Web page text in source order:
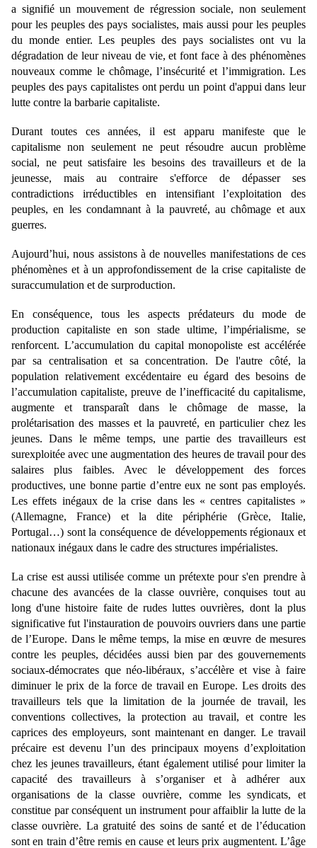
a signifié un mouvement de régression sociale, non seulement
pour les peuples des pays socialistes, mais aussi pour les peuples
du monde entier. Les peuples des pays socialistes ont vu la
dégradation de leur niveau de vie, et font face à des phénomènes
nouveaux comme le chômage, l’insécurité et l’immigration. Les
peuples des pays capitalistes ont perdu un point d'appui dans leur
lutte contre la barbarie capitaliste.
Durant toutes ces années, il est apparu manifeste que le
capitalisme non seulement ne peut résoudre aucun problème
social, ne peut satisfaire les besoins des travailleurs et de la
jeunesse, mais au contraire s'efforce de dépasser ses
contradictions irréductibles en intensifiant l’exploitation des
peuples, en les condamnant à la pauvreté, au chômage et aux
guerres.
Aujourd’hui, nous assistons à de nouvelles manifestations de ces
phénomènes et à un approfondissement de la crise capitaliste de
suraccumulation et de surproduction.
En conséquence, tous les aspects prédateurs du mode de
production capitaliste en son stade ultime, l’impérialisme, se
renforcent. L’accumulation du capital monopoliste est accélérée
par sa centralisation et sa concentration. De l'autre côté, la
population relativement excédentaire eu égard des besoins de
l’accumulation capitaliste, preuve de l’inefficacité du capitalisme,
augmente et transparaît dans le chômage de masse, la
prolétarisation des masses et la pauvreté, en particulier chez les
jeunes. Dans le même temps, une partie des travailleurs est
surexploitée avec une augmentation des heures de travail pour des
salaires plus faibles. Avec le développement des forces
productives, une bonne partie d’entre eux ne sont pas employés.
Les effets inégaux de la crise dans les « centres capitalistes »
(Allemagne, France) et la dite périphérie (Grèce, Italie,
Portugal…) sont la conséquence de développements régionaux et
nationaux inégaux dans le cadre des structures impérialistes.
La crise est aussi utilisée comme un prétexte pour s'en prendre à
chacune des avancées de la classe ouvrière, conquises tout au
long d'une histoire faite de rudes luttes ouvrières, dont la plus
significative fut l'instauration de pouvoirs ouvriers dans une partie
de l’Europe. Dans le même temps, la mise en œuvre de mesures
contre les peuples, décidées aussi bien par des gouvernements
sociaux-démocrates que néo-libéraux, s’accélère et vise à faire
diminuer le prix de la force de travail en Europe. Les droits des
travailleurs tels que la limitation de la journée de travail, les
conventions collectives, la protection au travail, et contre les
caprices des employeurs, sont maintenant en danger. Le travail
précaire est devenu l’un des principaux moyens d’exploitation
chez les jeunes travailleurs, étant également utilisé pour limiter la
capacité des travailleurs à s’organiser et à adhérer aux
organisations de la classe ouvrière, comme les syndicats, et
constitue par conséquent un instrument pour affaiblir la lutte de la
classe ouvrière. La gratuité des soins de santé et de l’éducation
sont en train d’être remis en cause et leurs prix augmentent. L’âge